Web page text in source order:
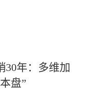
30年：多维加
盘”